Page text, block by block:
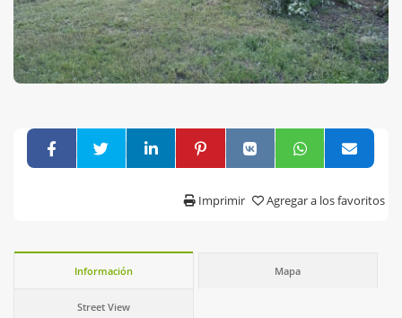
Agregar a los favoritos
Imprimir
Información Mapa
Street View